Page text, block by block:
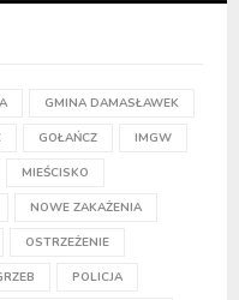
GMINA DAMASŁAWEK
GOŁAŃCZ IMGW
MIEŚCISKO
NOWE ZAKAŻENIA
OSTRZEŻENIE
POLICJA